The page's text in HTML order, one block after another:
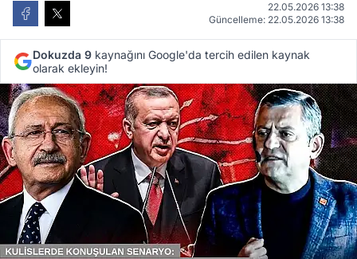
22.05.2026 13:38
Güncelleme: 22.05.2026 13:38
Dokuzda 9 kaynağını Google'da tercih edilen kaynak
olarak ekleyin!